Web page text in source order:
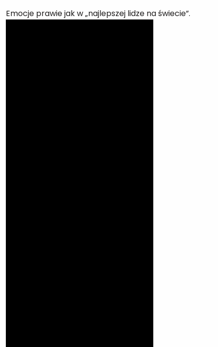
Emocje prawie jak w „najlepszej lidze na świecie”.